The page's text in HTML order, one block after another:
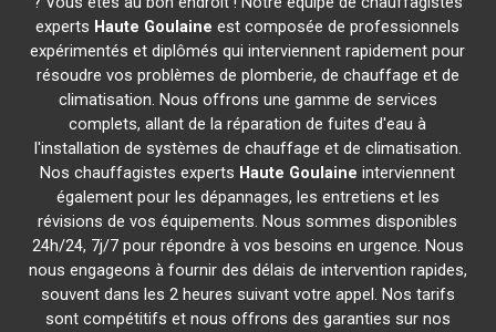
experts Haute Goulaine est composée de professionnels
expérimentés et diplômés qui interviennent rapidement pour
résoudre vos problèmes de plomberie, de chauffage et de
climatisation. Nous offrons une gamme de services
complets, allant de la réparation de fuites d'eau à
l'installation de systèmes de chauffage et de climatisation.
Nos chauffagistes experts Haute Goulaine interviennent
également pour les dépannages, les entretiens et les
révisions de vos équipements. Nous sommes disponibles
24h/24, 7j/7 pour répondre à vos besoins en urgence. Nous
nous engageons à fournir des délais de intervention rapides,
souvent dans les 2 heures suivant votre appel. Nos tarifs
sont compétitifs et nous offrons des garanties sur nos